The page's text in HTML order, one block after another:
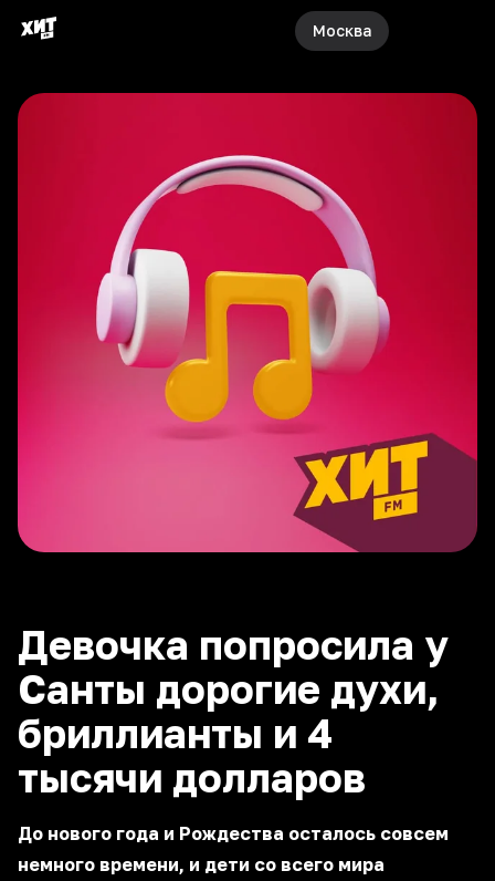
Москва
Девочка попросила у
Санты дорогие духи,
бриллианты и 4
тысячи долларов
До нового года и Рождества осталось совсем
немного времени, и дети со всего мира